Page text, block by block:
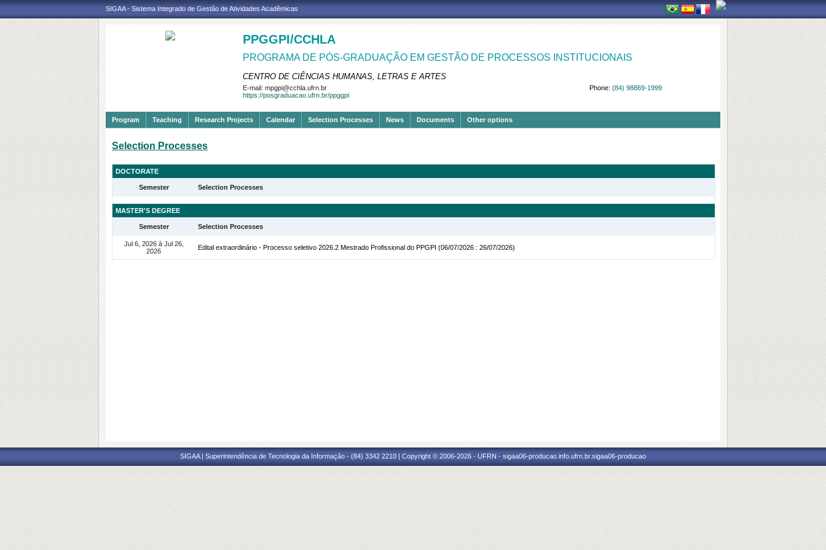
SIGAA - Sistema Integrado de Gestão de Atividades Acadêmicas
PPGGPI/CCHLA
PROGRAMA DE PÓS-GRADUAÇÃO EM GESTÃO DE PROCESSOS INSTITUCIONAIS
CENTRO DE CIÊNCIAS HUMANAS, LETRAS E ARTES
Phone: (84) 98869-1999
E-mail: mpgpi@cchla.ufrn.br
https://posgraduacao.ufrn.br/ppggpi
Program Teaching Research Projects Calendar Selection Processes News Documents Other options
Selection Processes
DOCTORATE
Semester Selection Processes
MASTER'S DEGREE
Semester Selection Processes
Jul 6, 2026 à Jul 26,
2026
Edital extraordinário - Processo seletivo 2026.2 Mestrado Profissional do PPGPI (06/07/2026 : 26/07/2026)
SIGAA | Superintendência de Tecnologia da Informação - (84) 3342 2210 | Copyright © 2006-2026 - UFRN - sigaa06-producao.info.ufrn.br.sigaa06-producao